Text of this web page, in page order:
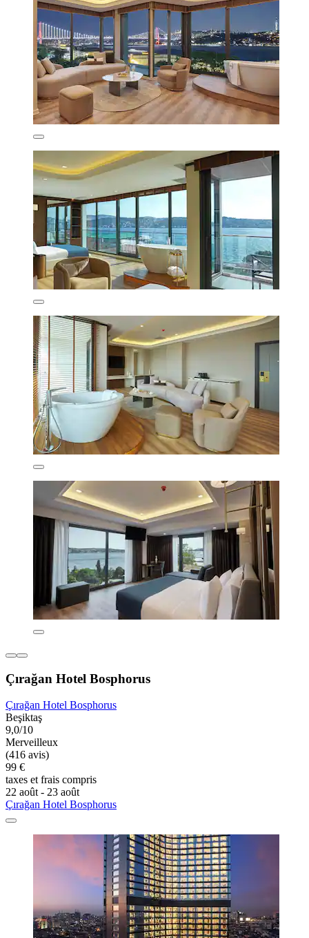
Çırağan Hotel Bosphorus
Çırağan Hotel Bosphorus
Beşiktaş
9,0/10
Merveilleux
(416 avis)
99 €
taxes et frais compris
22 août - 23 août
Çırağan Hotel Bosphorus